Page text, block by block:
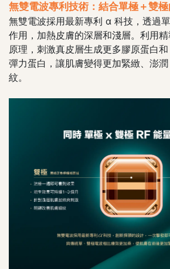
無雙電波專利技術：結合單極＋雙
無雙電波採用最新專利 α 科技，透過
作用，加熱皮膚的深層和淺層。利用
原理，刺激真皮層生成更多膠原蛋白和
彈力蛋白，讓肌膚變得更加緊緻、澎
紋。